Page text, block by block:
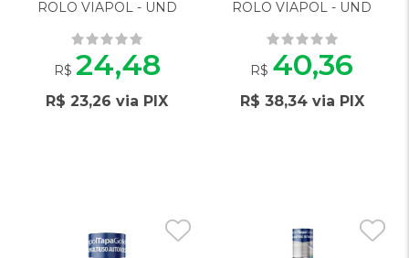
ROLO VIAPOL - UND
R$ 24,48
R$ 23,26 via PIX
ROLO VIAPOL - UND
R$ 40,36
R$ 38,34 via PIX